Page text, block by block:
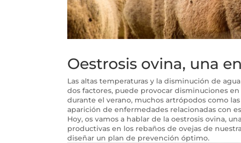
Oestrosis ovina, una
Las altas temperaturas y la disminución de
dos factores, puede provocar disminuciones
durante el verano, muchos artrópodos como
aparición de enfermedades relacionadas con
Hoy, os vamos a hablar de la oestrosis ovina,
productivas en los rebaños de ovejas de
diseñar un plan de prevención óptimo.